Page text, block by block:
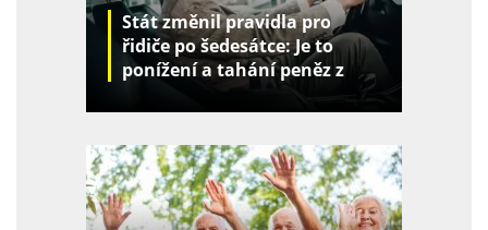
Stát změnil pravidla pro
řidiče po šedesátce: Je to
ponížení a tahání peněz z